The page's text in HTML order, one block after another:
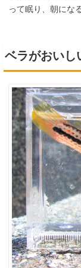
って眠り、朝にな
ベラがおいし